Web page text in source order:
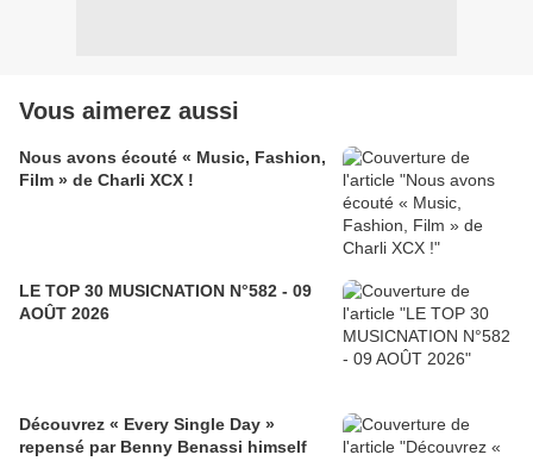
Vous aimerez aussi
Nous avons écouté « Music, Fashion,
Film » de Charli XCX !
LE TOP 30 MUSICNATION N°582 - 09
AOÛT 2026
Découvrez « Every Single Day »
repensé par Benny Benassi himself